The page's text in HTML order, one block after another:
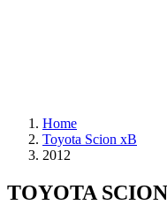
Home
Toyota Scion xB
2012
TOYOTA